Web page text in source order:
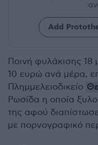
Add
Ποινή φυλάκισης
10 ευρώ ανά μέρα,
Πλημμελειοδικείο
Ρωσίδα η οποία
της αφού
με πορνογραφικό